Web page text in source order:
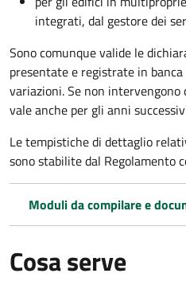
integrati, dal gestore dei
Sono comunque valide le
presentate e registrate in
variazioni. Se non
vale anche per gli anni
Le tempistiche di dettaglio
sono stabilite dal Regolamento
Moduli da compilare e
Cosa serve